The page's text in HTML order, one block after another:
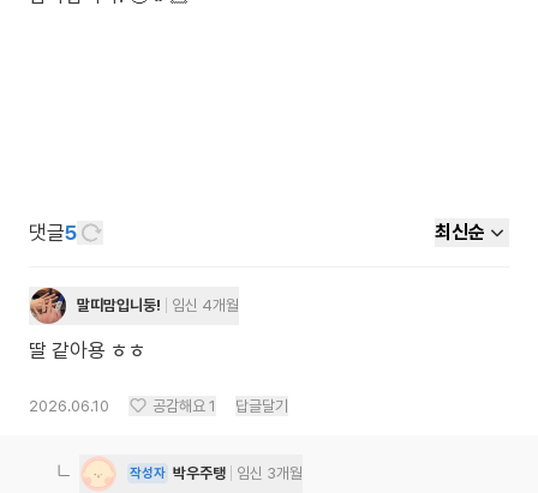
댓글5 최신순
말띠맘입니둥! 임신 4개월
딸 같아용 ㅎㅎ
2026.06.10 공감해요 1 답글달기
작성자 박우주탱 임신 3개월